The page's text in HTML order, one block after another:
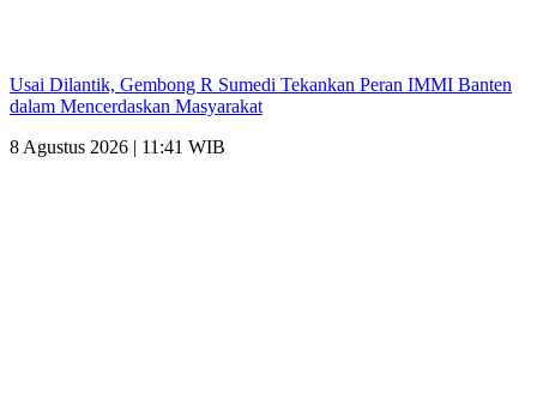
Usai Dilantik, Gembong R Sumedi Tekankan Peran IMMI Banten
dalam Mencerdaskan Masyarakat
8 Agustus 2026 | 11:41 WIB